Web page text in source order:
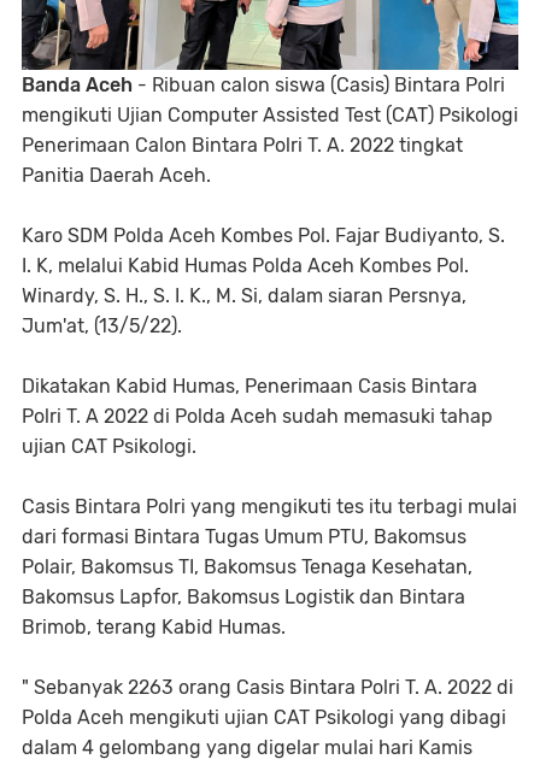
Banda Aceh - Ribuan calon siswa (Casis) Bintara Polri
mengikuti Ujian Computer Assisted Test (CAT) Psikologi
Penerimaan Calon Bintara Polri T. A. 2022 tingkat
Panitia Daerah Aceh.
Karo SDM Polda Aceh Kombes Pol. Fajar Budiyanto, S.
I. K, melalui Kabid Humas Polda Aceh Kombes Pol.
Winardy, S. H., S. I. K., M. Si, dalam siaran Persnya,
Jum'at, (13/5/22).
Dikatakan Kabid Humas, Penerimaan Casis Bintara
Polri T. A 2022 di Polda Aceh sudah memasuki tahap
ujian CAT Psikologi.
Casis Bintara Polri yang mengikuti tes itu terbagi mulai
dari formasi Bintara Tugas Umum PTU, Bakomsus
Polair, Bakomsus TI, Bakomsus Tenaga Kesehatan,
Bakomsus Lapfor, Bakomsus Logistik dan Bintara
Brimob, terang Kabid Humas.
" Sebanyak 2263 orang Casis Bintara Polri T. A. 2022 di
Polda Aceh mengikuti ujian CAT Psikologi yang dibagi
dalam 4 gelombang yang digelar mulai hari Kamis